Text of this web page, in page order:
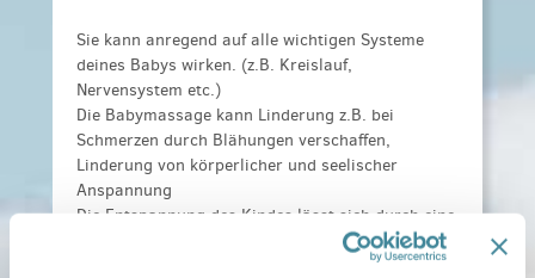
Sie kann anregend auf alle wichtigen Systeme
deines Babys wirken. (z.B. Kreislauf,
Nervensystem etc.)
Die Babymassage kann Linderung z.B. bei
Schmerzen durch Blähungen verschaffen,
Linderung von körperlicher und seelischer
Anspannung
Die Entspannung des Kindes lässt sich durch eine
geringere Ausschüttung von Stresshormonen (wie
Adrenalin und Cortisol) und eine erhöhte